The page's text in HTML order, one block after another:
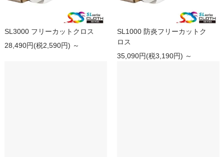
SL3000 フリーカットクロス
28,490円(税2,590円) ～
SL1000 防炎フリーカットク
ロス
35,090円(税3,190円) ～